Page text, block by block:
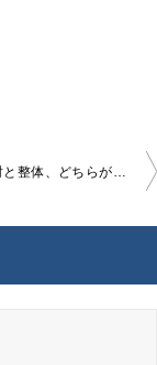
五十肩は注射と整体、どちらがいい？